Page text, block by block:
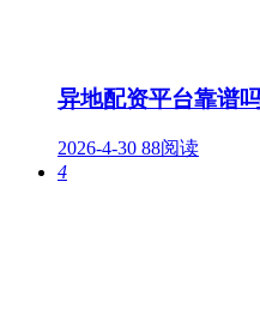
异地配资平台靠谱
2026-4-30 88阅读
4